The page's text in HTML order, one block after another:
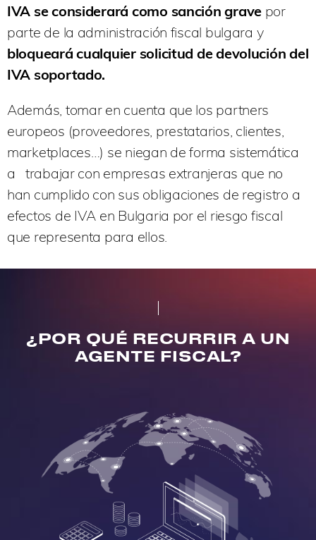
IVA se considerará como sanción grave por
parte de la administración fiscal bulgara y
bloqueará cualquier solicitud de devolución del
IVA soportado.
Además, tomar en cuenta que los partners
europeos (proveedores, prestatarios, clientes,
marketplaces…) se niegan de forma sistemática
a trabajar con empresas extranjeras que no
han cumplido con sus obligaciones de registro a
efectos de IVA en Bulgaria por el riesgo fiscal
que representa para ellos.
¿POR QUÉ RECURRIR A UN
AGENTE FISCAL?